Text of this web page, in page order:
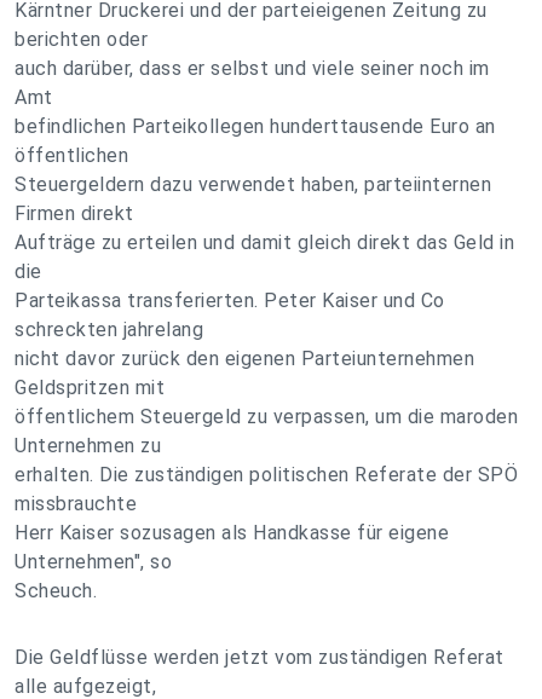
Kärntner Druckerei und der parteieigenen Zeitung zu
berichten oder
auch darüber, dass er selbst und viele seiner noch im
Amt
befindlichen Parteikollegen hunderttausende Euro an
öffentlichen
Steuergeldern dazu verwendet haben, parteiinternen
Firmen direkt
Aufträge zu erteilen und damit gleich direkt das Geld in
die
Parteikassa transferierten. Peter Kaiser und Co
schreckten jahrelang
nicht davor zurück den eigenen Parteiunternehmen
Geldspritzen mit
öffentlichem Steuergeld zu verpassen, um die maroden
Unternehmen zu
erhalten. Die zuständigen politischen Referate der SPÖ
missbrauchte
Herr Kaiser sozusagen als Handkasse für eigene
Unternehmen", so
Scheuch.
Die Geldflüsse werden jetzt vom zuständigen Referat
alle aufgezeigt,